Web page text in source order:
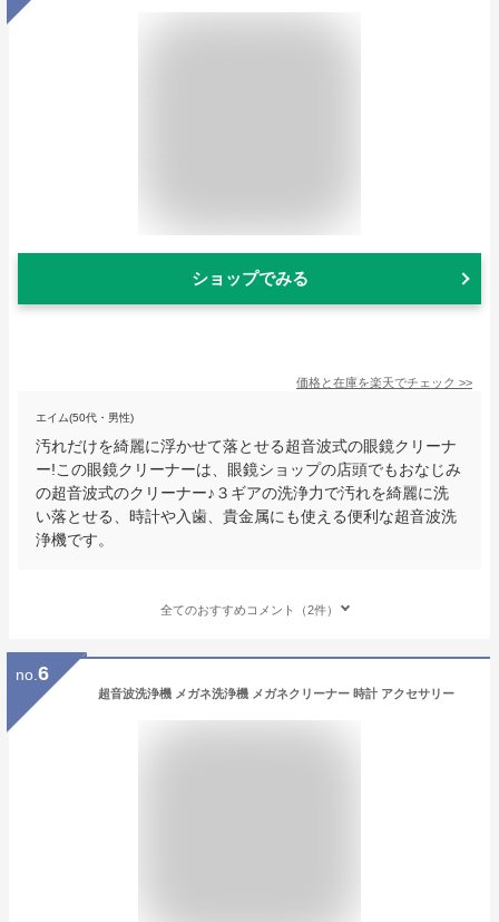
ショップでみる
価格と在庫を楽天でチェック >>
エイム(50代・男性)
汚れだけを綺麗に浮かせて落とせる超音波式の眼鏡クリーナ
ー!この眼鏡クリーナーは、眼鏡ショップの店頭でもおなじみ
の超音波式のクリーナー♪３ギアの洗浄力で汚れを綺麗に洗
い落とせる、時計や入歯、貴金属にも使える便利な超音波洗
浄機です。
全てのおすすめコメント（2件）
no. 6
超音波洗浄機 メガネ洗浄機 メガネクリーナー 時計 アクセサリー